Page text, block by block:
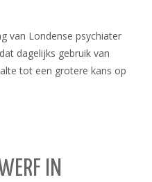
van Londense psychiater
dagelijks gebruik van
tot een grotere kans op
IN